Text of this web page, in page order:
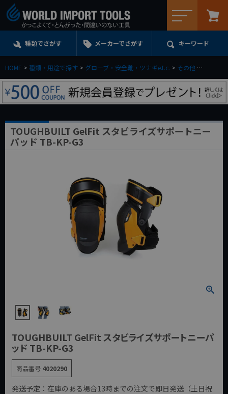
種類でさがす メーカーでさがす キーワード
HOME 種類・用途で探す グローブ・安全靴・ツナギe.t.c. その他
TOUGHBUILT GelFit スタビライズサポートニー
パッド TB-KP-G3
TOUGHBUILT GelFit スタビライズサポートニーパ
ッド TB-KP-G3
商品番号 4020290
発送予定：在庫のある場合13時までの注文で即日発送（土日祝